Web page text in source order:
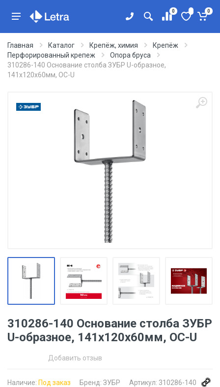
0 0
Главная Каталог Крепёж, химия
Крепёж
Перфорированный крепеж
Опора бруса
310286-140 Основание столба ЗУБР U-образное,
141х120х60мм, ОС-U
310286-140 Основание столба ЗУБР
U-образное, 141х120х60мм, ОС-U
Добавить отзыв
Наличие: Под заказ Бренд: ЗУБР Артикул: 310286-140